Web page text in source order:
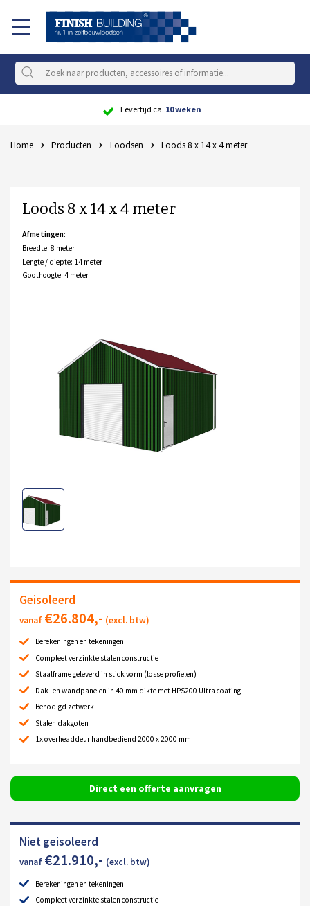
Scherpeprijs
Home Producten Loodsen Loods 8 x 14 x 4 meter
Loods 8 x 14 x 4 meter
Afmetingen:
Breedte: 8 meter
Lengte / diepte: 14 meter
Goothoogte: 4 meter
Geisoleerd
vanaf €26.804,- (excl. btw)
Berekeningen en tekeningen
Compleet verzinkte stalen constructie
Staalframe geleverd in stick vorm (losse profielen)
Dak- en wandpanelen in 40 mm dikte met HPS200 Ultra coating
Benodigd zetwerk
Stalen dakgoten
1x overheaddeur handbediend 2000 x 2000 mm
Direct een offerte aanvragen
Niet geisoleerd
vanaf €21.910,- (excl. btw)
Berekeningen en tekeningen
Compleet verzinkte stalen constructie